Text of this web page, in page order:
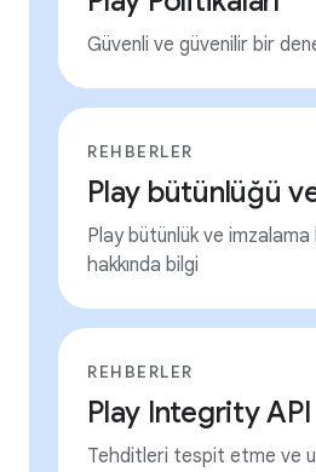
Güvenli ve güvenilir bir
REHBERLER
Play bütünlüğü
Play bütünlük ve
hakkında bilgi
REHBERLER
Play Integrity API
Tehditleri tespit etme ve